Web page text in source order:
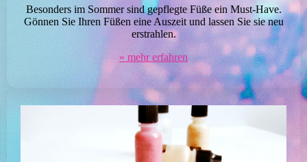
Besonders im Sommer sind gepflegte Füße ein Must-Have.
Gönnen Sie Ihren Füßen eine Auszeit und lassen Sie sie neu
erstrahlen.
» mehr erfahren